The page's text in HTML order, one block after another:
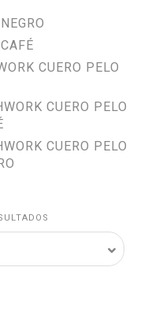
CUERO PELO
CUERO PELO
CUERO PELO